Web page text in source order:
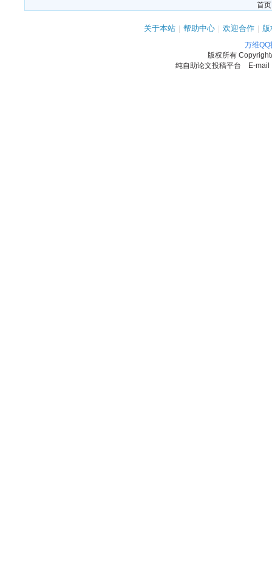
首
关于本站 | 帮助中心 | 欢迎合作 |
万维
版权所有
纯自助论文投稿平台 E-mail